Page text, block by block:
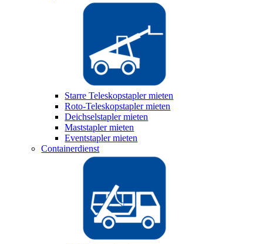
Starre Teleskopstapler mieten
Roto-Teleskopstapler mieten
Deichselstapler mieten
Maststapler mieten
Eventstapler mieten
Containerdienst